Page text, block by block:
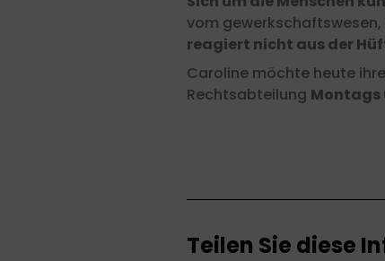
vom gewerkschaftswesen,
reagiert nicht aus der
Caroline möchte heute
Rechtsabteilung Montags
Teilen Sie diese